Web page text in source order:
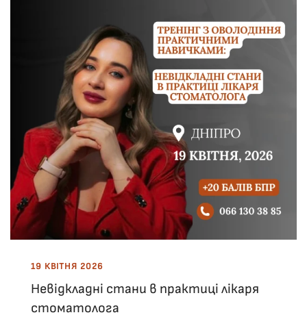
19 КВІТНЯ 2026
Невідкладні стани в практиці лікаря
стоматолога